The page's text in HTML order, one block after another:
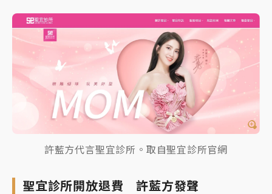
許藍方代言聖宜診所。取自聖宜診所官網
聖宜診所開放退費 許藍方發聲